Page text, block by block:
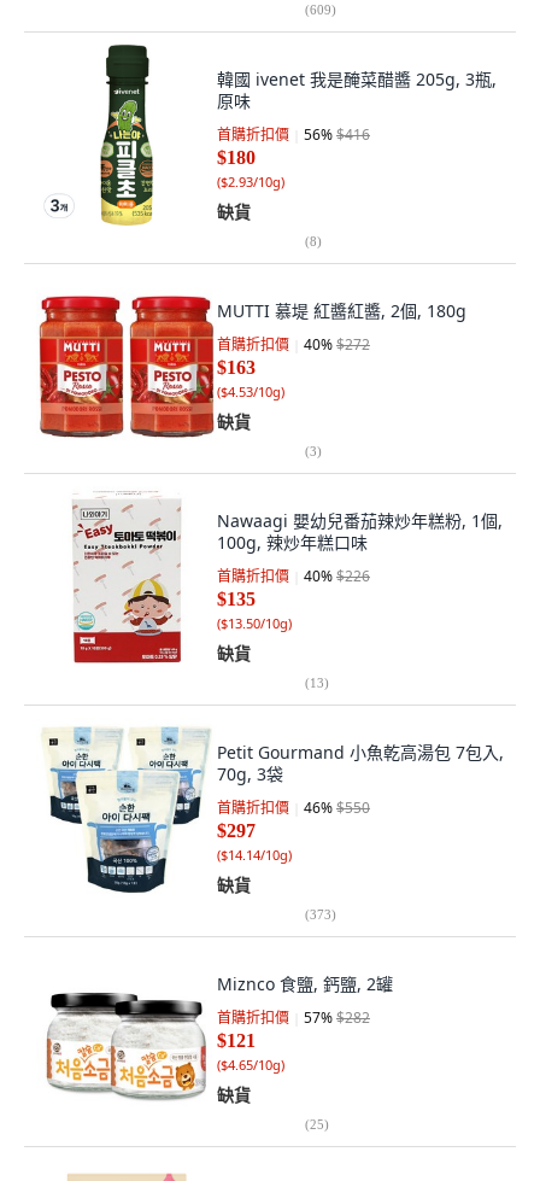
(609)
韓國 ivenet 我是醃菜醋醬 205g, 3瓶,
原味
首購折扣價 56%$416
$180
($2.93/10g)
缺貨
(8)
MUTTI 慕堤 紅醬紅醬, 2個, 180g
首購折扣價 40%$272
$163
($4.53/10g)
缺貨
(3)
Nawaagi 嬰幼兒番茄辣炒年糕粉, 1個,
100g, 辣炒年糕口味
首購折扣價 40%$226
$135
($13.50/10g)
缺貨
(13)
Petit Gourmand 小魚乾高湯包 7包入,
70g, 3袋
首購折扣價 46%$550
$297
($14.14/10g)
缺貨
(373)
Miznco 食鹽, 鈣鹽, 2罐
首購折扣價 57%$282
$121
($4.65/10g)
缺貨
(25)